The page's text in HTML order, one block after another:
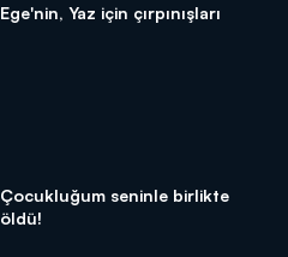
Ege'nin, Yaz için çırpınışları
Çocukluğum seninle birlikte
öldü!